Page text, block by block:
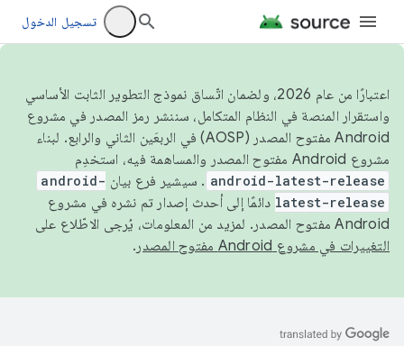
تسجيل الدخول
اعتبارًا من عام 2026، ولضمان اتّساق نموذج التطوير الثابت الأساسي
واستقرار المنصة في النظام المتكامل، سننشر رمز المصدر في مشروع
Android مفتوح المصدر (AOSP) في الربعَين الثاني والرابع. لبناء
مشروع Android مفتوح المصدر والمساهمة فيه، استخدِم
android-latest-release . سيشير فرع بيان android-
latest-release دائمًا إلى أحدث إصدار تم نشره في مشروع
Android مفتوح المصدر. لمزيد من المعلومات، يُرجى الاطّلاع على
التغييرات في مشروع Android مفتوح المصدر
.